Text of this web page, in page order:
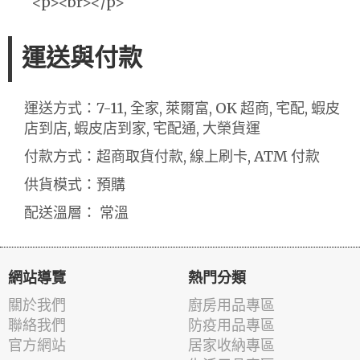
運送與付款
運送方式：7-11, 全家, 萊爾富, OK 超商, 宅配, 蝦皮
店到店, 蝦皮店到家, 宅配通, 大榮貨運
付款方式：超商取貨付款, 線上刷卡, ATM 付款
供貨模式：預購
配送溫層： 常溫
網站導覽
關於我們
聯絡我們
官方網站
熱門分類
廚房用品專區
防疫用品專區
居家收納專區